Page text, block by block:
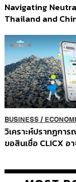
Navigating
Thailand and
Order
BUSINESS/
วิเคราะห์ปรากฏกา
ขอสินเชื่อ CLICX อ
ปัญหาหนี้ครัวเรือนไ